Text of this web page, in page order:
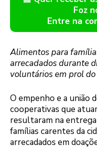
Foz
Entre na
Alimentos para
arrecadados durante
voluntários em prol
O empenho e a união
cooperativas que
resultaram na
famílias carentes da
arrecadados em